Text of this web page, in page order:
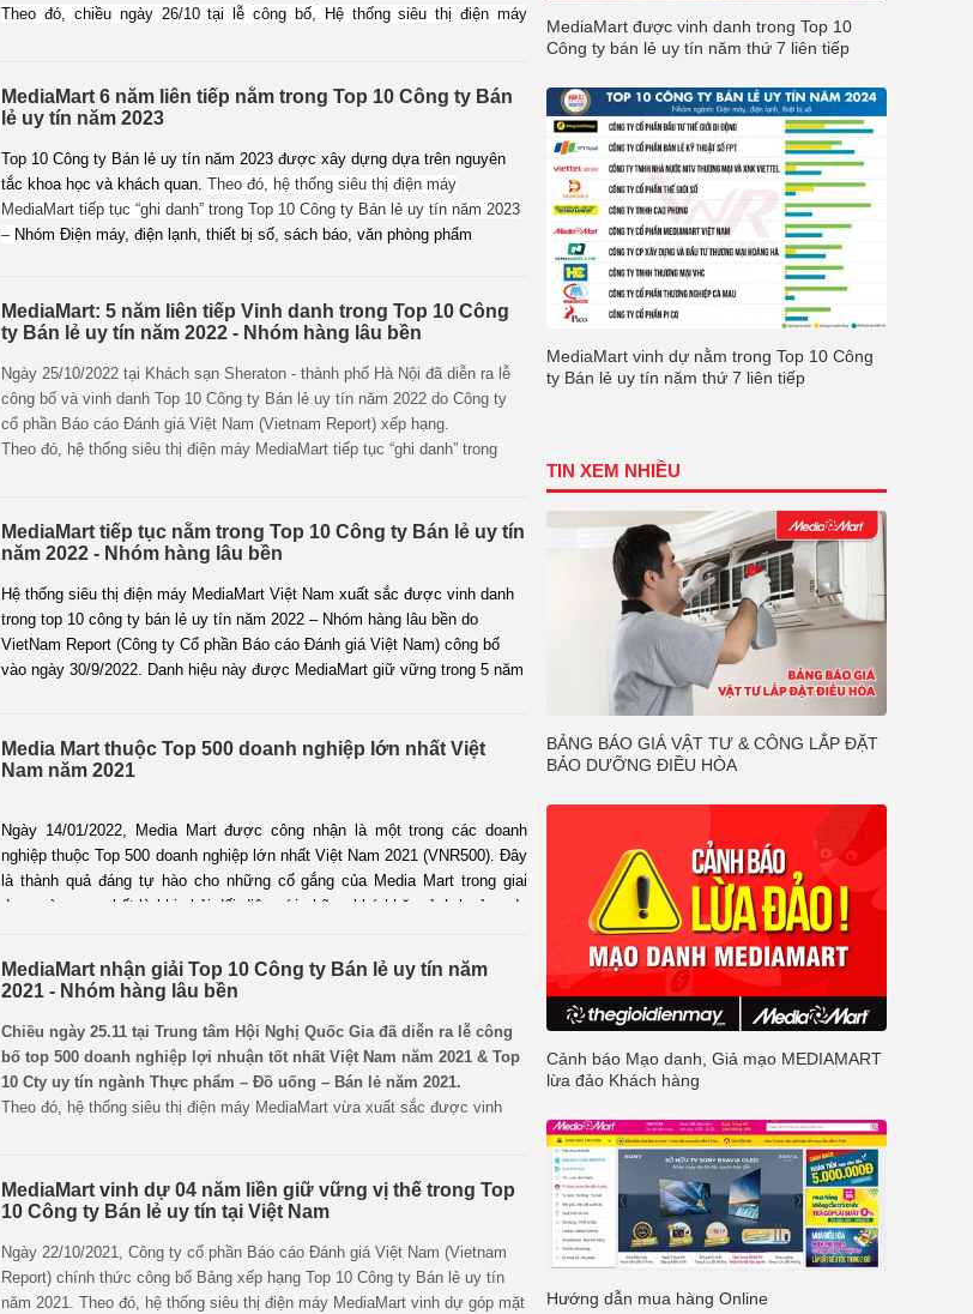
Theo đó, chiều ngày 26/10 tại lễ công bố, Hệ thống siêu thị điện máy
do Công ty cổ phần Báo cáo Đánh giá Việt Nam (Vietnam Report) xếp
hạng.
MediaMart 6 năm liên tiếp nằm trong Top 10 Công ty Bán
lẻ uy tín năm 2023
Top 10 Công ty Bán lẻ uy tín năm 2023 được xây dựng dựa trên nguyên
tắc khoa học và khách quan.Theo đó, hệ thống siêu thị điện máy
MediaMart tiếp tục “ghi danh” trong Top 10 Công ty Bán lẻ uy tín năm 2023
– Nhóm Điện máy, điện lạnh, thiết bị số, sách báo, văn phòng phẩm
MediaMart: 5 năm liên tiếp Vinh danh trong Top 10 Công
ty Bán lẻ uy tín năm 2022 - Nhóm hàng lâu bền
Ngày 25/10/2022 tại Khách sạn Sheraton - thành phố Hà Nội đã diễn ra lễ
công bố và vinh danh Top 10 Công ty Bán lẻ uy tín năm 2022 do Công ty
cổ phần Báo cáo Đánh giá Việt Nam (Vietnam Report) xếp hạng.
Theo đó, hệ thống siêu thị điện máy MediaMart tiếp tục “ghi danh” trong
MediaMart tiếp tục nằm trong Top 10 Công ty Bán lẻ uy tín
năm 2022 - Nhóm hàng lâu bền
Hệ thống siêu thị điện máy MediaMart Việt Nam xuất sắc được vinh danh
trong top 10 công ty bán lẻ uy tín năm 2022 – Nhóm hàng lâu bền do
VietNam Report (Công ty Cổ phần Báo cáo Đánh giá Việt Nam) công bố
vào ngày 30/9/2022. Danh hiệu này được MediaMart giữ vững trong 5 năm
Media Mart thuộc Top 500 doanh nghiệp lớn nhất Việt
Nam năm 2021
Ngày 14/01/2022, Media Mart được công nhận là một trong các doanh
nghiệp thuộc Top 500 doanh nghiệp lớn nhất Việt Nam 2021 (VNR500). Đây
là thành quả đáng tự hào cho những cố gắng của Media Mart trong giai
đoạn vừa qua nhất là khi phải đối diện với những khó khăn, ảnh hưởng do
MediaMart nhận giải Top 10 Công ty Bán lẻ uy tín năm
2021 - Nhóm hàng lâu bền
Chiều ngày 25.11 tại Trung tâm Hội Nghị Quốc Gia đã diễn ra lễ công
bố top 500 doanh nghiệp lợi nhuận tốt nhất Việt Nam năm 2021 & Top
10 Cty uy tín ngành Thực phẩm – Đồ uống – Bán lẻ năm 2021.
Theo đó, hệ thống siêu thị điện máy MediaMart vừa xuất sắc được vinh
Đặc biệt, trong năm 2021 thứ hạng của hệ thống siêu thị điện máy
MediaMart tăng thêm 1 bậc so với năm 2020.
MediaMart vinh dự 04 năm liền giữ vững vị thế trong Top
10 Công ty Bán lẻ uy tín tại Việt Nam
Ngày 22/10/2021, Công ty cổ phần Báo cáo Đánh giá Việt Nam (Vietnam
Report) chính thức công bố Bảng xếp hạng Top 10 Công ty Bán lẻ uy tín
năm 2021. Theo đó, hệ thống siêu thị điện máy MediaMart vinh dự góp mặt
MediaMart được vinh danh trong Top 10
Công ty bán lẻ uy tín năm thứ 7 liên tiếp
MediaMart vinh dự nằm trong Top 10 Công
ty Bán lẻ uy tín năm thứ 7 liên tiếp
TIN XEM NHIỀU
BẢNG BÁO GIÁ VẬT TƯ & CÔNG LẮP ĐẶT
BẢO DƯỠNG ĐIỀU HÒA
Cảnh báo Mạo danh, Giả mạo MEDIAMART
lừa đảo Khách hàng
Hướng dẫn mua hàng Online